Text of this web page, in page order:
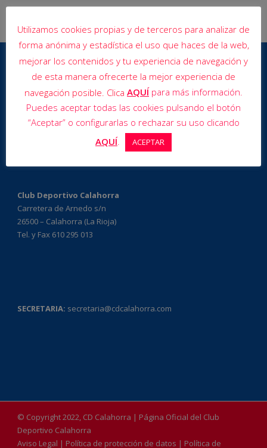
Club Deportivo Calahorra
Carretera de Arnedo s/n
26500 – Calahorra (La Rioja)
Tel. y Fax 610 295 013
SECRETARIA: secretaria@cdcalahorra.com
© Copyright 2022, CD Calahorra | Página Oficial del Club
Deportivo Calahorra
Aviso Legal | Política de protección de datos | Política de
Utilizamos cookies propias y de terceros para analizar de
forma anónima y estadística el uso que haces de la web,
mejorar los contenidos y tu experiencia de navegación y
de esta manera ofrecerte la mejor experiencia de
navegación posible. Clica AQUÍpara más información.
Puedes aceptar todas las cookies pulsando el botón
“Aceptar” o configurarlas o rechazar su uso clicando
AQUÍ. ACEPTAR